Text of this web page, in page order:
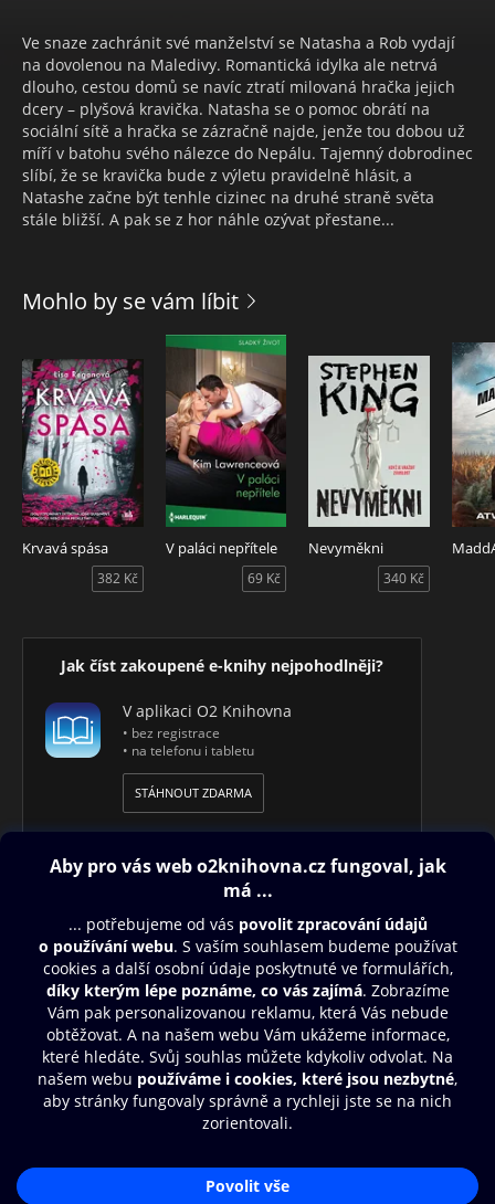
Ve snaze zachránit své manželství se Natasha a Rob vydají
na dovolenou na Maledivy. Romantická idylka ale netrvá
dlouho, cestou domů se navíc ztratí milovaná hračka jejich
dcery – plyšová kravička. Natasha se o pomoc obrátí na
sociální sítě a hračka se zázračně najde, jenže tou dobou už
míří v batohu svého nálezce do Nepálu. Tajemný dobrodinec
slíbí, že se kravička bude z výletu pravidelně hlásit, a
Natashe začne být tenhle cizinec na druhé straně světa
stále bližší. A pak se z hor náhle ozývat přestane...
Mohlo by se vám líbit
Krvavá spása
382 Kč
V paláci nepřítele
69 Kč
Nevyměkni
340 Kč
Jak číst zakoupené e-knihy nejpohodlněji?
V aplikaci O2 Knihovna
• bez registrace
• na telefonu i tabletu
STÁHNOUT ZDARMA
Obsah ke stažení
Moje O2 Knihovna
Další zábava
© O2 Czech Republic a.s.